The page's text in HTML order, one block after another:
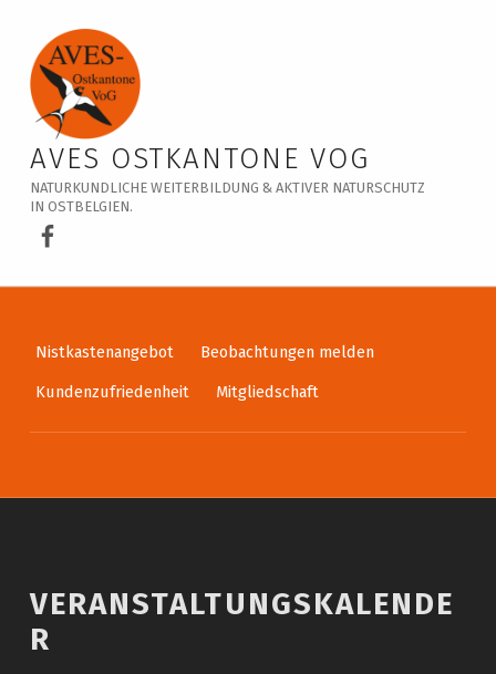
Veranstaltungskalender – AVES Ostkantone VoG
AVES OSTKANTONE VOG
NATURKUNDLICHE WEITERBILDUNG & AKTIVER NATURSCHUTZ
IN OSTBELGIEN.
AVES Ostkantone bei Facebook
Nistkastenangebot
Beobachtungen melden
Kundenzufriedenheit
Mitgliedschaft
VERANSTALTUNGSKALENDE
R